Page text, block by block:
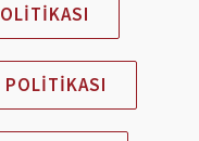
POLITIKASI